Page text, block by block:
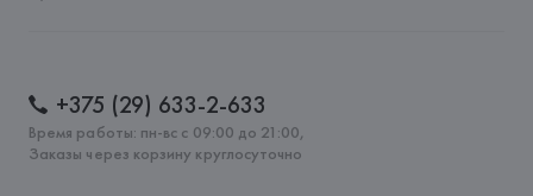
+375 (29) 633-2-633
Время работы: пн-вс с 09:00 до 21:00,
Заказы через корзину круглосуточно